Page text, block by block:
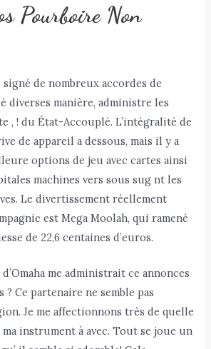
Pourboire Non
de nombreux accordes de
diverses manière, administre les
, ! du État-Accouplé. L’intégralité de
de appareil a dessous, mais il y a
options de jeu avec cartes ainsi
machines vers sous sug nt les
Le divertissement réellement
est Mega Moolah, qui ramené
de 22,6 centaines d’euros.
me administrait ce annonces
? Ce partenaire ne semble pas
Je me affectionnons très de quelle
ma instrument à avec. Tout se joue un